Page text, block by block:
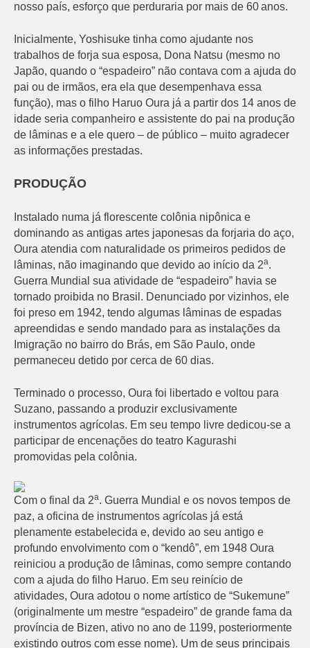
nosso país, esforço que perduraria por mais de 60anos.
Inicialmente, Yoshisuke tinha como ajudante nos
trabalhos de forja sua esposa, Dona Natsu (mesmo no
Japão, quando o “espadeiro” não contava com a ajuda do
pai ou de irmãos, era ela que desempenhava essa
função), mas o filho Haruo Oura já a partir dos 14 anos de
idade seria companheiro e assistente do pai na produção
de lâminas e a ele quero – de público – muito agradecer
as informações prestadas.
PRODUÇÃO
Instalado numa já florescente colônia nipônica e
dominando as antigas artes japonesas da forjaria do aço,
Oura atendia com naturalidade os primeiros pedidos de
lâminas, não imaginando que devido ao início da 2a.
Guerra Mundial sua atividade de “espadeiro” havia se
tornado proibida no Brasil. Denunciado por vizinhos, ele
foi preso em 1942, tendo algumas lâminas de espadas
apreendidas e sendo mandado para as instalações da
Imigração no bairro do Brás, em São Paulo, onde
permaneceu detido por cerca de 60 dias.
Terminado o processo, Oura foi libertado e voltou para
Suzano, passando a produzir exclusivamente
instrumentos agrícolas. Em seu tempo livre dedicou-se a
participar de encenações do teatro Kagurashi
promovidas pela colônia.
Com o final da 2a. Guerra Mundial e os novos tempos de
paz, a oficina de instrumentos agrícolas já está
plenamente estabelecida e, devido ao seu antigo e
profundo envolvimento com o “kendô”, em 1948 Oura
reiniciou a produção de lâminas, como sempre contando
com a ajuda do filho Haruo. Em seu reinício de
atividades, Oura adotou o nome artístico de “Sukemune”
(originalmente um mestre “espadeiro” de grande fama da
província de Bizen, ativo no ano de 1199, posteriormente
existindo outros com esse nome). Um de seus principais